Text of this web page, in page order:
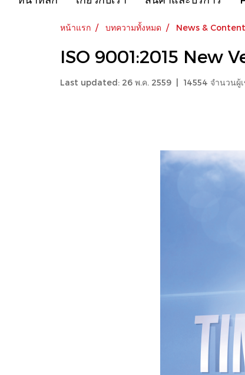
หน้าแรก บทความทั้งหมด News & Content
ISO 9001:2015 New
Last updated: 26 พ.ค. 2559 14554 จำนวนผู้